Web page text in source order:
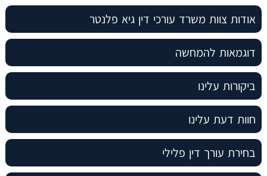
אודות צוות משרד עורכי דין גיא פלנטר
דוגמאות להמחשה
ביקורות עלינו
חוות דעת עלינו
בחירת עורך דין פלילי